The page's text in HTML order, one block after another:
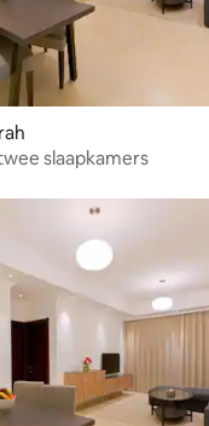
slaapkamers